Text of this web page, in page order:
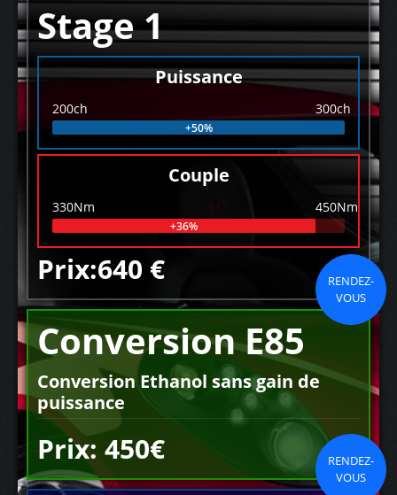
Stage 1
Puissance
200ch 300ch
+50%
Couple
330Nm 450Nm
+36%
Prix:640 €
RENDEZ-
VOUS
Conversion E85
Conversion Ethanol sans gain de
puissance
Prix: 450€
RENDEZ-
VOUS